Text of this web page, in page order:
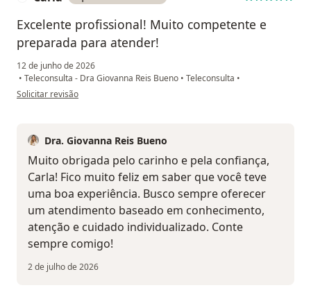
Excelente profissional! Muito competente e
preparada para atender!
12 de junho de 2026
• Teleconsulta - Dra Giovanna Reis Bueno • Teleconsulta •
na opinião do utilizador Carla
Solicitar revisão
Dra. Giovanna Reis Bueno
Muito obrigada pelo carinho e pela confiança,
Carla! Fico muito feliz em saber que você teve
uma boa experiência. Busco sempre oferecer
um atendimento baseado em conhecimento,
atenção e cuidado individualizado. Conte
sempre comigo!
2 de julho de 2026